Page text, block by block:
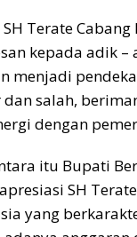
SH Terate
kepada adik
menjadi
dan salah,
dengan
itu Bupati
SH
yang